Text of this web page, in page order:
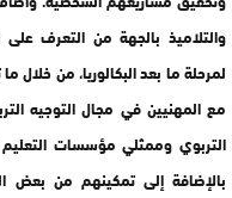
والتلاميذ بالجهة من التعرف على
لمرحلة ما بعد البكالوريا، من خلال
مع المهنيين في مجال التوجيه
التربوي وممثلي مؤسسات
بالإضافة إلى تمكينهم من بعض